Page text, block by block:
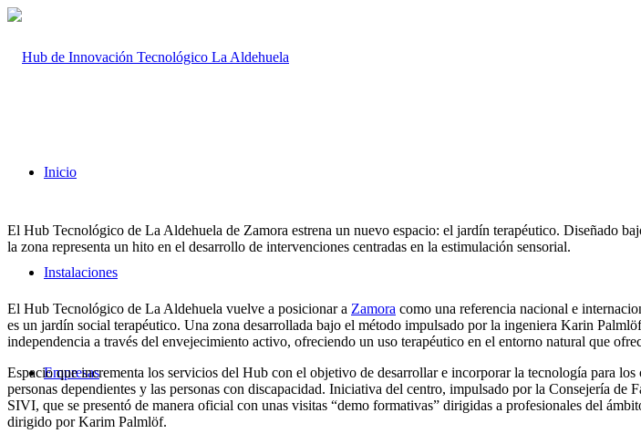
Inicio
Instalaciones
Empresas
El Hub Tecnológico de La Aldehuela de Zamora estrena un nuevo espacio: el jardín terapéutico. Diseñado
la zona representa un hito en el desarrollo de intervenciones centradas en la estimulación sensorial.
El Hub Tecnológico de La Aldehuela vuelve a posicionar a Zamora como una referencia nacional e
es un jardín social terapéutico. Una zona desarrollada bajo el método impulsado por la ingeniera Karin
independencia a través del envejecimiento activo, ofreciendo un uso terapéutico en el entorno natural que
Espacio que incrementa los servicios del Hub con el objetivo de desarrollar e incorporar la tecnología para
personas dependientes y las personas con discapacidad. Iniciativa del centro, impulsado por la Consejería
SIVI, que se presentó de manera oficial con unas visitas “demo formativas” dirigidas a profesionales del
dirigido por Karim Palmlöf.